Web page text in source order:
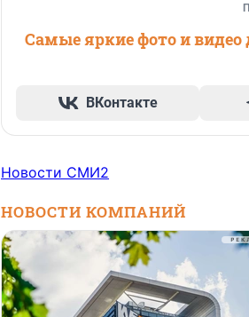
Самые яркие фото и
ВКонтакте
Новости СМИ2
НОВОСТИ КОМПАНИЙ